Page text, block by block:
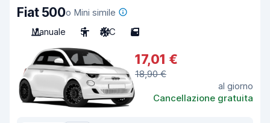
Fiat 500o Mini simile
Manuale
5 A/C 5
17,01 €
18,90 €
al giorno
Cancellazione gratuita